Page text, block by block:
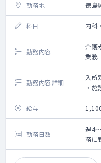
勤務地 徳島
科目 内科
勤務内容
介護
業務
勤務内容詳細
入所
・
方・
・カ
・死
・各
給与
勤務日数
週4
務に